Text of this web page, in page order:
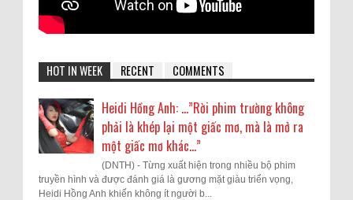
HOT IN WEEK RECENT COMMENTS
Heidi Hồng Anh: …”Rời phim trường không
phải là khép lại một giấc mơ, mà là mở ra
một giấc mơ khác...”
(DNTH) - Từng xuất hiện trong nhiều bộ phim
truyền hình và được đánh giá là gương mặt giàu triển vọng,
Heidi Hồng Anh khiến không ít người b...